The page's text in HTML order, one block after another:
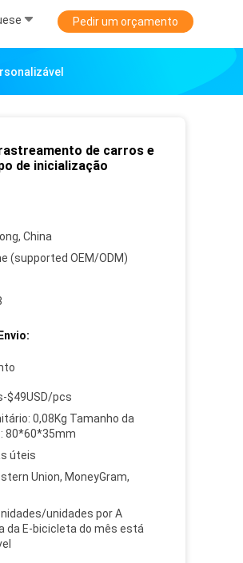
Pedir um orçamento
de carros e
de inicialização
China
(supported OEM/ODM)
$49USD/pcs
0,08Kg Tamanho da
80*60*35mm
úteis
Union, MoneyGram,
unidades por A
da E-bicicleta do mês está